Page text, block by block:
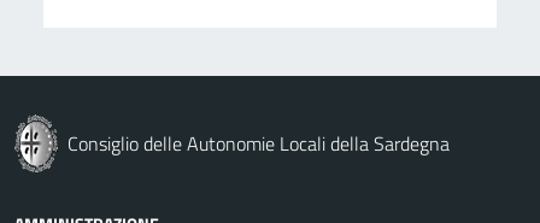
Consiglio delle Autonomie Locali della Sardegna